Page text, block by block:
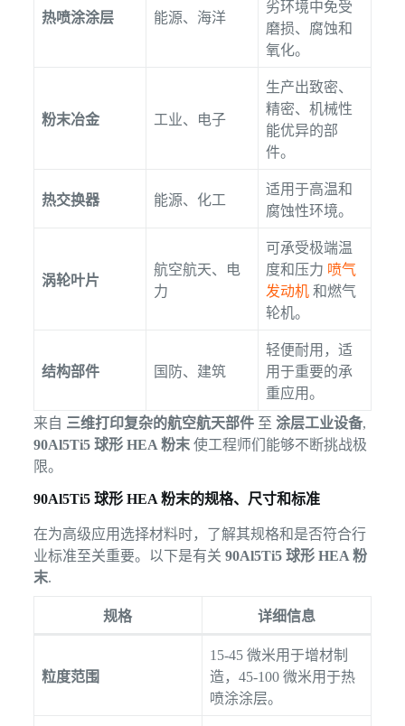
热喷涂涂层 能源、海洋
劣环境中免受
磨损、腐蚀和
氧化。
粉末冶金 工业、电子
生产出致密、
精密、机械性
能优异的部
件。
热交换器 能源、化工
适用于高温和
腐蚀性环境。
涡轮叶片
航空航天、电
力
可承受极端温
度和压力 喷气
发动机和燃气
轮机。
结构部件 国防、建筑
轻便耐用，适
用于重要的承
重应用。
来自 三维打印复杂的航空航天部件至 涂层工业设备,
90Al5Ti5 球形 HEA 粉末使工程师们能够不断挑战极
限。
90Al5Ti5 球形 HEA 粉末的规格、尺寸和标准
在为高级应用选择材料时，了解其规格和是否符合行
业标准至关重要。以下是有关 90Al5Ti5 球形 HEA 粉
末.
规格 详细信息
粒度范围
15-45 微米用于增材制
造，45-100 微米用于热
喷涂涂层。